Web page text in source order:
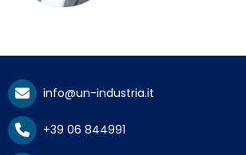
info@un-industria.it
+39 06 844991